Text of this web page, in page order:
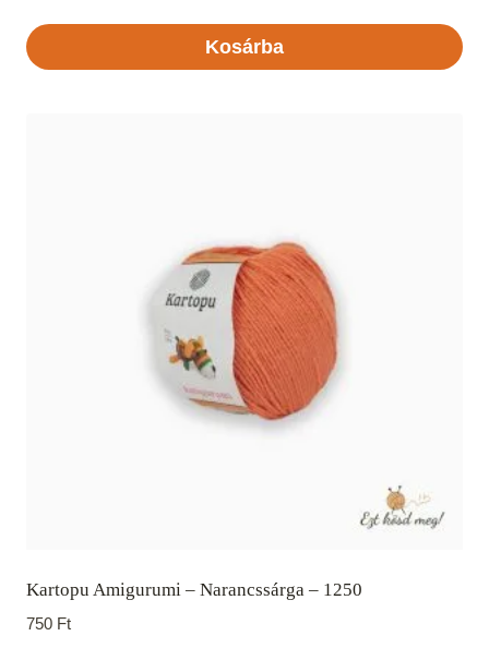
Kosárba
Kartopu Amigurumi – Narancssárga – 1250
750 Ft